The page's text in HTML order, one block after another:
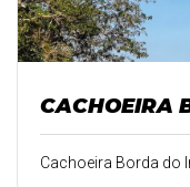
CACHOEIRA
Cachoeira Borda do